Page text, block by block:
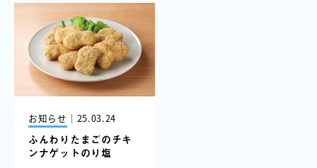
お知らせ ｜ 25.03.24
ふんわりたまごのチキ
ンナゲットのり塩